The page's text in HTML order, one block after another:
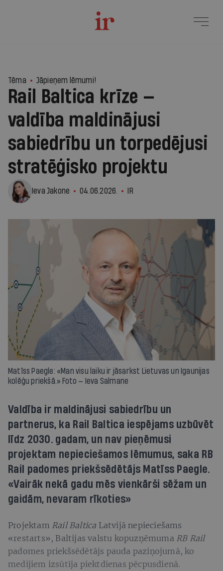
Tēma Jāpieņem lēmumi!
Rail Baltica krīze —
valdība maldinājusi
sabiedrību un torpedējusi
stratēģisko projektu
Ieva Jakone 04.06.2026. IR
Matīss Paegle: «Man visu laiku ir jāsarkst Lietuvas un Igaunijas
kolēģu priekšā.» Foto — Ieva Salmane
Valdība ir maldinājusi sabiedrību un
partnerus, ka Rail Baltica iespējams uzbūvēt
līdz 2030. gadam, un nav pieņēmusi
projektam nepieciešamos lēmumus, saka RB
Rail padomes priekšsēdētājs Matīss Paegle.
«Vairāk nekā gadu mēs vienkārši sēžam un
gaidām, nevaram rīkoties»
Projektam Rail Baltica Latvijā nepieciešams
«restarts», Baltijas valstu kopuzņēmuma RB Rail
padomes priekšsēdētājs pauda paziņojumā, ko
medijiem izsūtīja piektdienas pēcpusdienā.